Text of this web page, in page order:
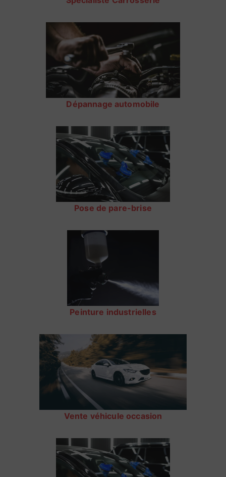
Dépannage automobile
Pose de pare-brise
Peinture industrielles
Vente véhicule occasion